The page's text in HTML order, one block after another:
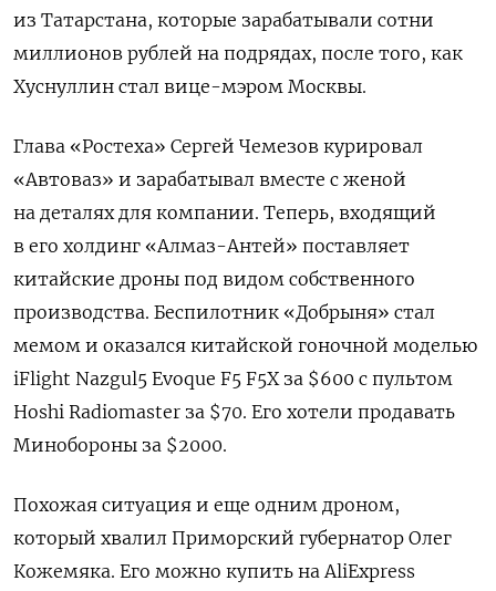
из Татарстана, которые зарабатывали сотни
миллионов рублей на подрядах, после того, как
Хуснуллин стал вице-мэром Москвы.
Глава «Ростеха» Сергей Чемезов курировал
«Автоваз» и зарабатывал вместе с женой
на деталях для компании. Теперь, входящий
в его холдинг «Алмаз-Антей» поставляет
китайские дроны под видом собственного
производства. Беспилотник «Добрыня» стал
мемом и оказался китайской гоночной моделью
iFlight Nazgul5 Evoque F5 F5X за $600 с пультом
Hoshi Radiomaster за $70. Его хотели продавать
Минобороны за $2000.
Похожая ситуация и еще одним дроном,
который хвалил Приморский губернатор Олег
Кожемяка. Его можно купить на AliExpress